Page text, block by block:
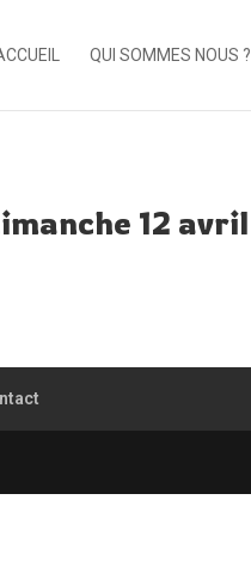
QUI SOMMES NOUS ?
12 avril